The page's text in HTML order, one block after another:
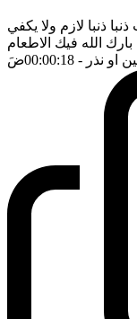
ذنبا لازم ولا يكفي
الله فيك الاطعام
او نذر - 00:00:18 ضَ